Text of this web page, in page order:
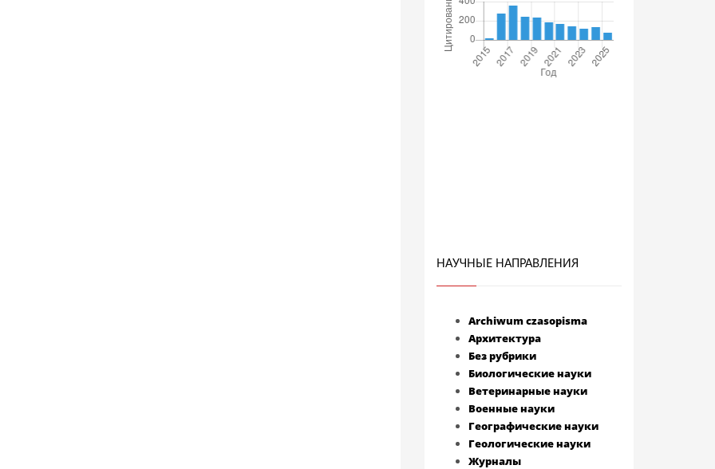
НАУЧНЫЕ НАПРАВЛЕНИЯ
Archiwum czasopisma
Архитектура
Без рубрики
Биологические науки
Ветеринарные науки
Военные науки
Географические науки
Геологические науки
Журналы